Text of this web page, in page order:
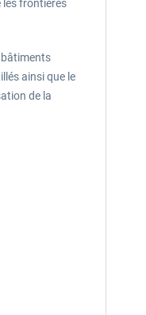
les frontières
bâtiments
ainsi que le
de la